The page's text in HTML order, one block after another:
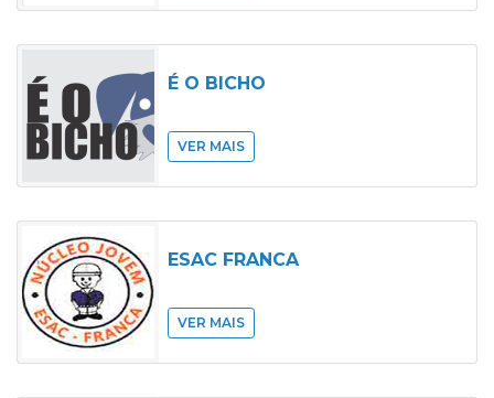
É O BICHO
VER MAIS
ESAC FRANCA
VER MAIS